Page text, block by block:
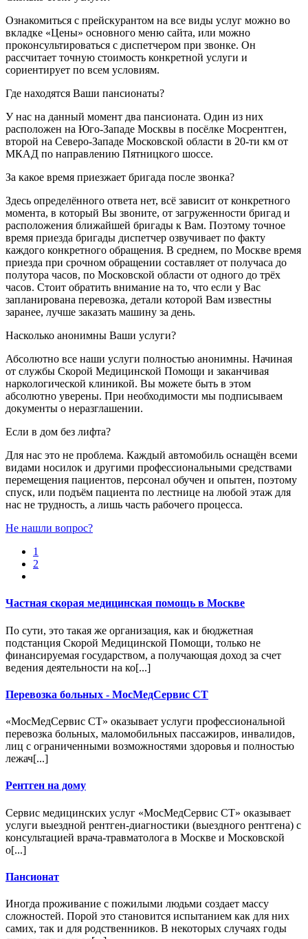
Ознакомиться с прейскурантом на все виды услуг можно во
вкладке «Цены» основного меню сайта, или можно
проконсультироваться с диспетчером при звонке. Он
рассчитает точную стоимость конкретной услуги и
сориентирует по всем условиям.
Где находятся Ваши пансионаты?
У нас на данный момент два пансионата. Один из них
расположен на Юго-Западе Москвы в посёлке Мосрентген,
второй на Северо-Западе Московской области в 20-ти км от
МКАД по направлению Пятницкого шоссе.
За какое время приезжает бригада после звонка?
Здесь определённого ответа нет, всё зависит от конкретного
момента, в который Вы звоните, от загруженности бригад и
расположения ближайшей бригады к Вам. Поэтому точное
время приезда бригады диспетчер озвучивает по факту
каждого конкретного обращения. В среднем, по Москве время
приезда при срочном обращении составляет от получаса до
полутора часов, по Московской области от одного до трёх
часов. Стоит обратить внимание на то, что если у Вас
запланирована перевозка, детали которой Вам известны
заранее, лучше заказать машину за день.
Насколько анонимны Ваши услуги?
Абсолютно все наши услуги полностью анонимны. Начиная
от службы Скорой Медицинской Помощи и заканчивая
наркологической клиникой. Вы можете быть в этом
абсолютно уверены. При необходимости мы подписываем
документы о неразглашении.
Если в дом без лифта?
Для нас это не проблема. Каждый автомобиль оснащён всеми
видами носилок и другими профессиональными средствами
перемещения пациентов, персонал обучен и опытен, поэтому
спуск, или подъём пациента по лестнице на любой этаж для
нас не трудность, а лишь часть рабочего процесса.
Не нашли вопрос?
1
2
Частная скорая медицинская помощь в Москве
По сути, это такая же организация, как и бюджетная
подстанция Скорой Медицинской Помощи, только не
финансируемая государством, а получающая доход за счет
ведения деятельности на ко[...]
Перевозка больных - МосМедСервис СТ
«МосМедСервис СТ» оказывает услуги профессиональной
перевозка больных, маломобильных пассажиров, инвалидов,
лиц с ограниченными возможностями здоровья и полностью
лежач[...]
Рентген на дому
Сервис медицинских услуг «МосМедСервис СТ» оказывает
услуги выездной рентген-диагностики (выездного рентгена) с
консультацией врача-травматолога в Москве и Московской
о[...]
Пансионат
Иногда проживание с пожилыми людьми создает массу
сложностей. Порой это становится испытанием как для них
самих, так и для родственников. В некоторых случаях годы